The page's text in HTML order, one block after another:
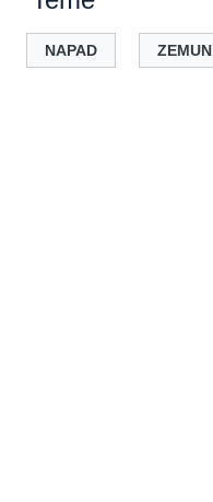
NAPAD ZEMUN